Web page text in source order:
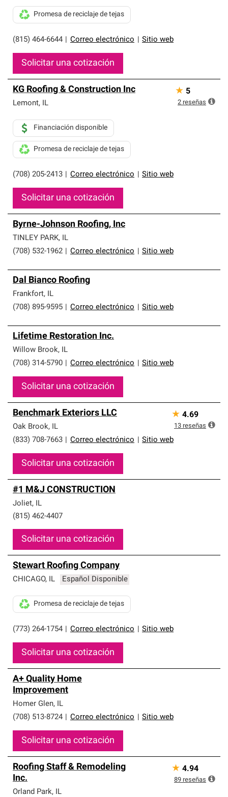
(815) 464-6644 Correo electrónico Sitio web
Promesa de reciclaje de tejas
Solicitar una cotización
KG Roofing & Construction Inc
Lemont, IL
(708) 205-2413 Correo electrónico Sitio web
Financiación disponible
Promesa de reciclaje de tejas
Solicitar una cotización
★ 5
2 reseñas
Byrne-Johnson Roofing, Inc
TINLEY PARK, IL
(708) 532-1962
Correo electrónico Sitio web
Dal Bianco Roofing
Frankfort, IL
(708) 895-9595
Correo electrónico Sitio web
Lifetime Restoration Inc.
Willow Brook, IL
(708) 314-5790
Correo electrónico Sitio web
Solicitar una cotización
Benchmark Exteriors LLC
Oak Brook, IL
(833) 708-7663
Correo electrónico Sitio web
Solicitar una cotización
★ 4.69
13 reseñas
#1 M&J CONSTRUCTION
Joliet, IL
(815) 462-4407
Solicitar una cotización
Stewart Roofing Company
CHICAGO, IL Español Disponible
(773) 264-1754 Correo electrónico Sitio web
Promesa de reciclaje de tejas
Solicitar una cotización
A+ Quality Home
Improvement
Homer Glen, IL
(708) 513-8724
Correo electrónico Sitio web
Solicitar una cotización
Roofing Staff & Remodeling
Inc.
Orland Park, IL
★ 4.94
89 reseñas